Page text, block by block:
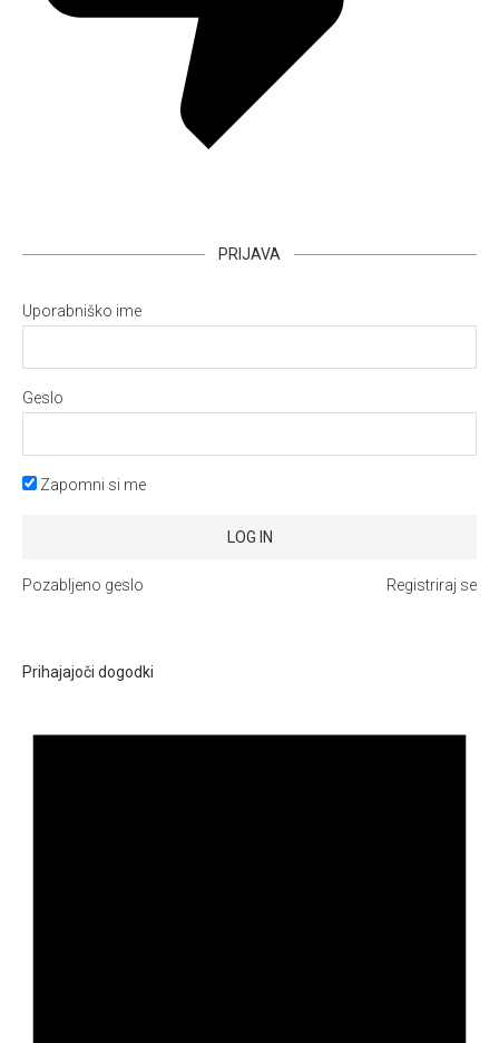
PRIJAVA
Uporabniško ime
Geslo
Zapomni si me
Registriraj se
Pozabljeno geslo
Prihajajoči dogodki